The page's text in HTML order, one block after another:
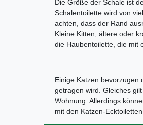
Die Größe der Schale ist
Schalentoilette wird von
achten, dass der Rand
Kleine Kitten, ältere oder
die Haubentoilette, die mit
Einige Katzen bevorzugen
getragen wird. Gleiches
Wohnung. Allerdings
mit den Katzen-